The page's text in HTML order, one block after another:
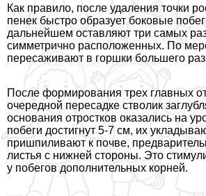
Как правило, после удале­ния точки
пенек бы­стро образует боковые
дальнейшем оставляют три самых
симметрично расположен­ных. По
пересажи­вают в горшки большего
После формирования трех главных
очередной пересадке стволик
осно­вания отростков оказались на
побеги достигнут 5-7 см, их
пришпили­вают к почве,
листья с нижней стороны. Это
у побе­гов дополнительных корней.